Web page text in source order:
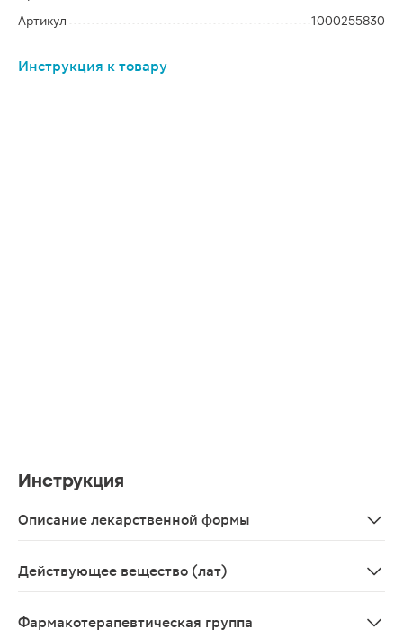
Артикул
1000255830
Инструкция к товару
Инструкция
Описание лекарственной формы
Действующее вещество (лат)
Фармакотерапевтическая группа